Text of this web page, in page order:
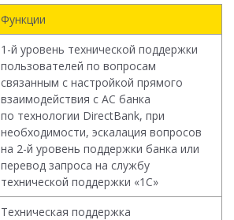
Функции
1-й уровень технической поддержки
пользователей по вопросам
связанным с настройкой прямого
взаимодействия с АС банка
по технологии DirectBank, при
необходимости, эскалация вопросов
на 2-й уровень поддержки банка или
перевод запроса на службу
технической поддержки «1С»
Техническая поддержка